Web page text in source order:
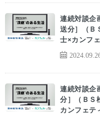
連続対談企
送分］（Ｂ
士×カンフ
連続対談企
分］（ＢＳ
カンフェテ